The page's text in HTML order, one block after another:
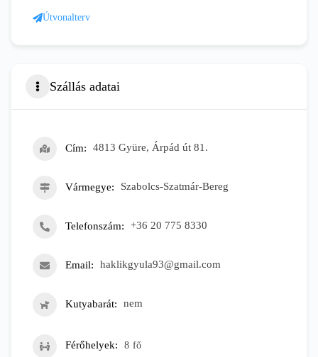
Útvonalterv
Szállás adatai
Cím 4813 Gyüre, Árpád út 81.
Vármegye Szabolcs-Szatmár-Bereg
Telefonszám +36 20 775 8330
Email haklikgyula93@gmail.com
Kutyabarát nem
Férőhelyek 8 fő